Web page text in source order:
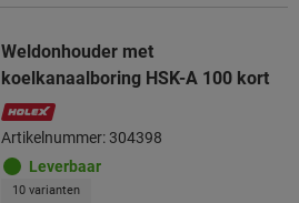
Weldonhouder met
koelkanaalboring HSK-A 100 kort
Artikelnummer: 304398
Leverbaar
10 varianten